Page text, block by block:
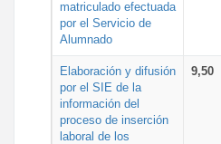
matriculado efectuada
por el Servicio de
Alumnado
Elaboración y difusión
por el SIE de la
información del
proceso de inserción
laboral de los
9,50